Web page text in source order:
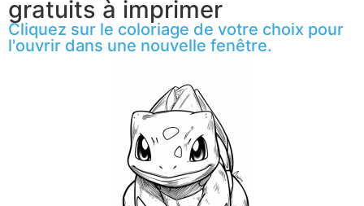
gratuits à imprimer
Cliquez sur le coloriage de votre choix pour
l'ouvrir dans une nouvelle fenêtre.